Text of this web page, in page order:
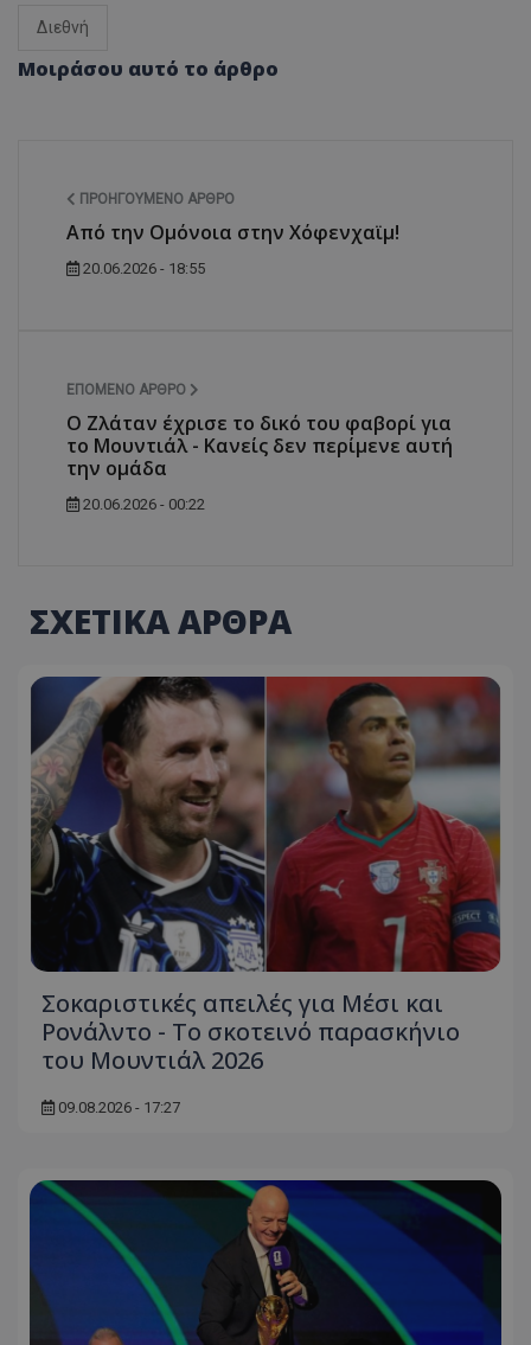
Διεθνή
Μοιράσου αυτό το άρθρο
ΠΡΟΗΓΟΎΜΕΝΟ ΆΡΘΡΟ
Από την Ομόνοια στην Χόφενχαϊμ!
20.06.2026 - 18:55
ΕΠΌΜΕΝΟ ΆΡΘΡΟ
Ο Ζλάταν έχρισε το δικό του φαβορί για
το Μουντιάλ - Κανείς δεν περίμενε αυτή
την ομάδα
20.06.2026 - 00:22
ΣΧΕΤΙΚΑ ΑΡΘΡΑ
Σοκαριστικές απειλές για Μέσι και
Ρονάλντο - Το σκοτεινό παρασκήνιο
του Μουντιάλ 2026
09.08.2026 - 17:27